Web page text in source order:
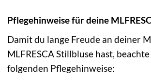
Pflegehinweise für deine
Damit du lange Freude an deiner
MLFRESCA Stillbluse hast,
folgenden Pflegehinweise: